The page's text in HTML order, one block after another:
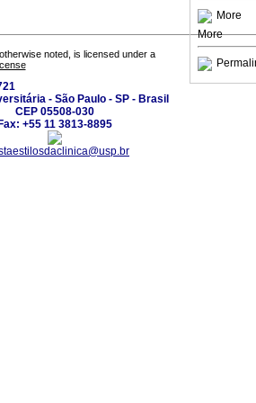
More
More
noted, is licensed under a
- São Paulo - SP - Brasil
CEP 05508-030
Fax: +55 11 3813-8895